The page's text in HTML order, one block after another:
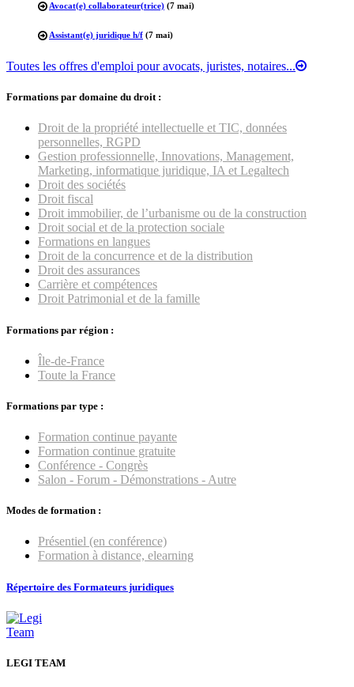
Avocat(e) collaborateur(trice) (7 mai)
Assistant(e) juridique h/f (7 mai)
Toutes les offres d'emploi pour avocats, juristes, notaires...
Formations par domaine du droit :
Droit de la propriété intellectuelle et TIC, données
personnelles, RGPD
Gestion professionnelle, Innovations, Management,
Marketing, informatique juridique, IA et Legaltech
Droit des sociétés
Droit fiscal
Droit immobilier, de l’urbanisme ou de la construction
Droit social et de la protection sociale
Formations en langues
Droit de la concurrence et de la distribution
Droit des assurances
Carrière et compétences
Droit Patrimonial et de la famille
Formations par région :
Île-de-France
Toute la France
Formations par type :
Formation continue payante
Formation continue gratuite
Conférence - Congrès
Salon - Forum - Démonstrations - Autre
Modes de formation :
Présentiel (en conférence)
Formation à distance, elearning
Répertoire des Formateurs juridiques
LEGI TEAM